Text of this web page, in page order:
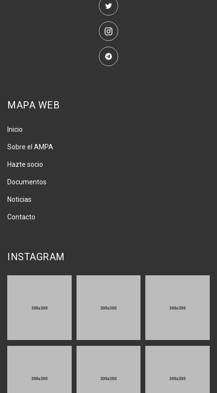
MAPA WEB
Inicio
Sobre el AMPA
Hazte socio
Documentos
Noticias
Contacto
INSTAGRAM